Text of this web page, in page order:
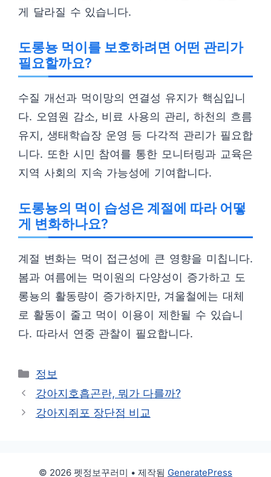
게 달라질 수 있습니다.
도롱뇽 먹이를 보호하려면 어떤 관리가
필요할까요?
수질 개선과 먹이망의 연결성 유지가 핵심입니
다. 오염원 감소, 비료 사용의 관리, 하천의 흐름
유지, 생태학습장 운영 등 다각적 관리가 필요합
니다. 또한 시민 참여를 통한 모니터링과 교육은
지역 사회의 지속 가능성에 기여합니다.
도롱뇽의 먹이 습성은 계절에 따라 어떻
게 변화하나요?
계절 변화는 먹이 접근성에 큰 영향을 미칩니다.
봄과 여름에는 먹이원의 다양성이 증가하고 도
롱뇽의 활동량이 증가하지만, 겨울철에는 대체
로 활동이 줄고 먹이 이용이 제한될 수 있습니
다. 따라서 연중 관찰이 필요합니다.
카
테
리
정보
강아지호흡곤란, 뭐가 다를까?
강아지쥐포 장단점 비교
© 2026 펫정보꾸러미 • 제작됨 GeneratePress